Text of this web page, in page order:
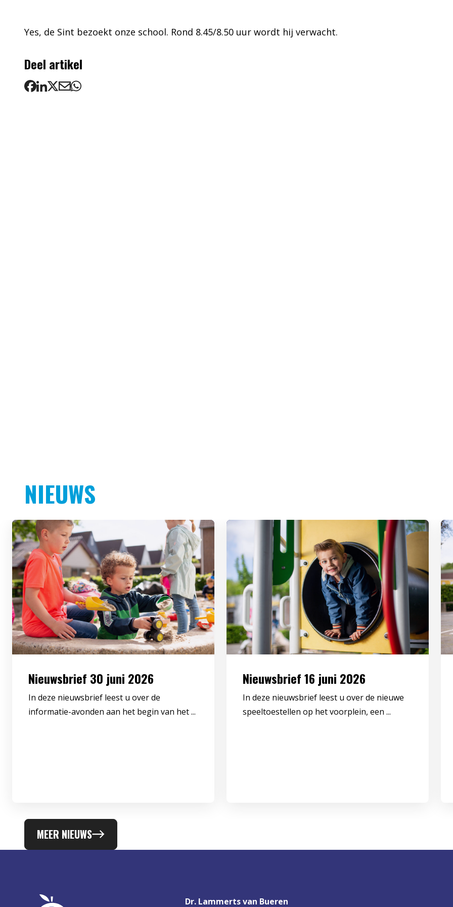
Yes, de Sint bezoekt onze school. Rond 8.45/8.50 uur wordt hij verwacht.
Deel artikel
NIEUWS
Nieuwsbrief 30 juni 2026
In deze nieuwsbrief leest u over de
informatie-avonden aan het begin van het ...
Nieuwsbrief 16 juni 2026
In deze nieuwsbrief leest u over de nieuwe
speeltoestellen op het voorplein, een ...
MEER NIEUWS
Dr. Lammerts van Bueren